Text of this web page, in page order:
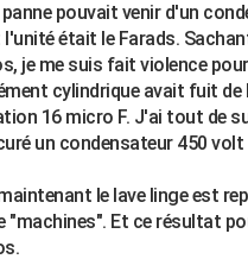
pouvait venir d'un
était le Farads.
je me suis fait violence
cylindrique avait fuit de
16 micro F. J'ai tout de
un condensateur 450
le lave linge est
Et ce résultat